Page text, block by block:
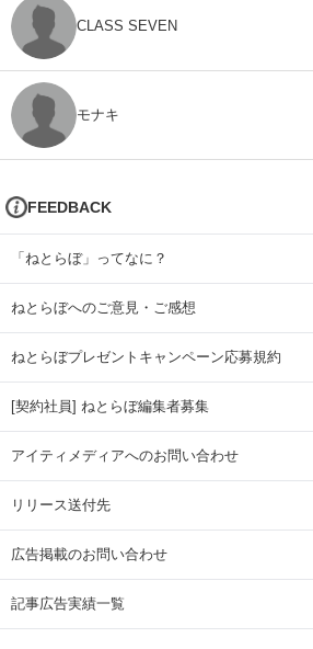
CLASS SEVEN
モナキ
FEEDBACK
「ねとらぼ」ってなに？
ねとらぼへのご意見・ご感想
ねとらぼプレゼントキャンペーン応募規約
[契約社員] ねとらぼ編集者募集
アイティメディアへのお問い合わせ
リリース送付先
広告掲載のお問い合わせ
記事広告実績一覧